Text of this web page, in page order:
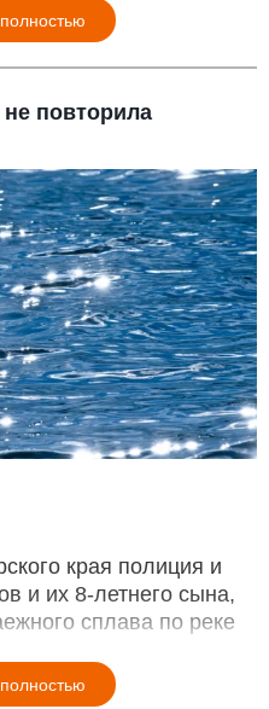
повторила
края полиция и
и их 8-летнего сына,
сплава по реке